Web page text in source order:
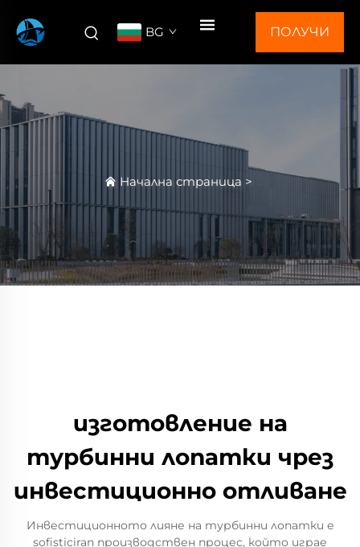
BG ПОЛУЧИ
Начална страница >
изготовление на
турбинни лопатки чрез
инвестиционно отливане
Инвестиционното лияне на турбинни лопатки е
sofisticiran производствен процес, който играе